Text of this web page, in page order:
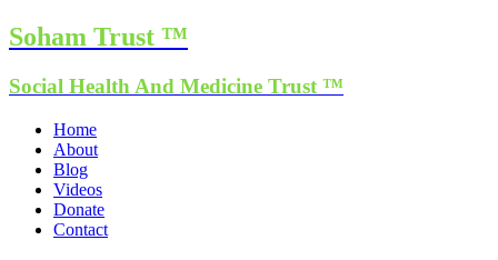
Soham Trust ™
Social Health And Medicine Trust ™
Home
About
Blog
Videos
Donate
Contact